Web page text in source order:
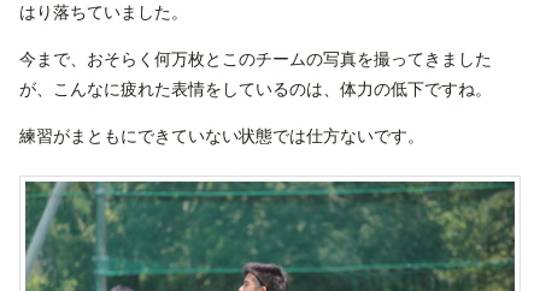
はり落ちていました。
今まで、おそらく何万枚とこのチームの写真を撮ってきました
が、こんなに疲れた表情をしているのは、体力の低下ですね。
練習がまともにできていない状態では仕方ないです。